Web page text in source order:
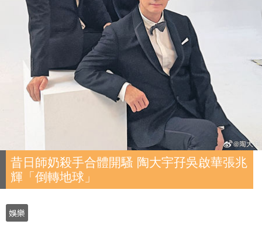
昔日師奶殺手合體開騷 陶大宇孖吳啟華張兆
輝「倒轉地球」
娛樂